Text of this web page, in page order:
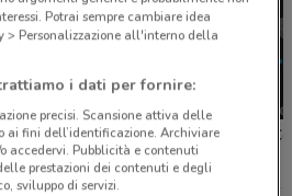
Bimbo Store Toys
Potrai sempre cambiare idea
> Personalizzazione all'interno della
i dati per fornire:
precisi. Scansione attiva delle
ai fini dell’identificazione. Archiviare
accedervi. Pubblicità e contenuti
prestazioni dei contenuti e degli
sviluppo di servizi.